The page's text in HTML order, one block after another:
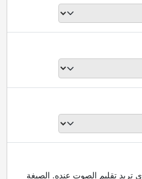
تريد تقليم الصوت عنده. الصيغة